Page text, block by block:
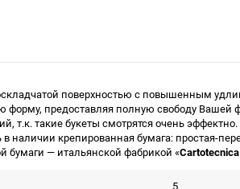
поверхностью с повышенным
предоставляя полную свободу Вашей
т.к. такие букеты смотрятся очень
наличии крепированная бумага: простая-
бумаги — итальянской фабрикой «
5